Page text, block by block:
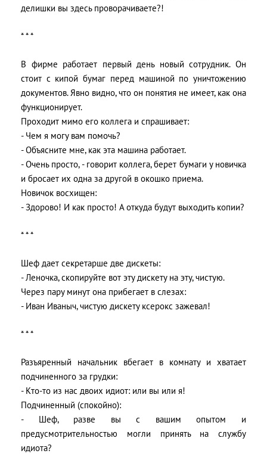
делишки вы здесь проворачиваете?!
* * *
В фирме работает первый день новый сотрудник. Он
стоит с кипой бумаг перед машиной по уничтожению
документов. Явно видно, что он понятия не имеет, как она
функционирует.
Проходит мимо его коллега и спрашивает:
- Чем я могу вам помочь?
- Объясните мне, как эта машина работает.
- Очень просто, - говорит коллега, берет бумаги у новичка
и бросает их одна за другой в окошко приема.
Новичок восхищен:
- Здорово! И как просто! А откуда будут выходить копии?
* * *
Шеф дает секретарше две дискеты:
- Леночка, скопируйте вот эту дискету на эту, чистую.
Через пару минут она прибегает в слезах:
- Иван Иваныч, чистую дискету ксерокс зажевал!
* * *
Разъяренный начальник вбегает в комнату и хватает
подчиненного за грудки:
- Кто-то из нас двоих идиот: или вы или я!
Подчиненный (спокойно):
- Шеф, разве вы с вашим опытом и
предусмотрительностью могли принять на службу
идиота?